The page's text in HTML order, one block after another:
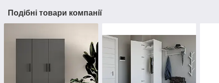
Подібні товари компанії